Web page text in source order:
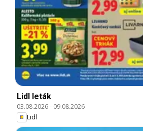
Lidl leták
03.08.2026- 09.08.2026
Lidl